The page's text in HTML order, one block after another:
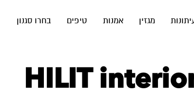
מגזין אמנות טיפים
בחרו סגנון
HILIT